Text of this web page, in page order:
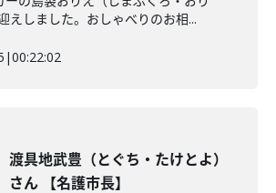
えしました。おしゃべりのお相...
|00:22:02
渡具地武豊（とぐち・たけとよ）
さん 【名護市長】